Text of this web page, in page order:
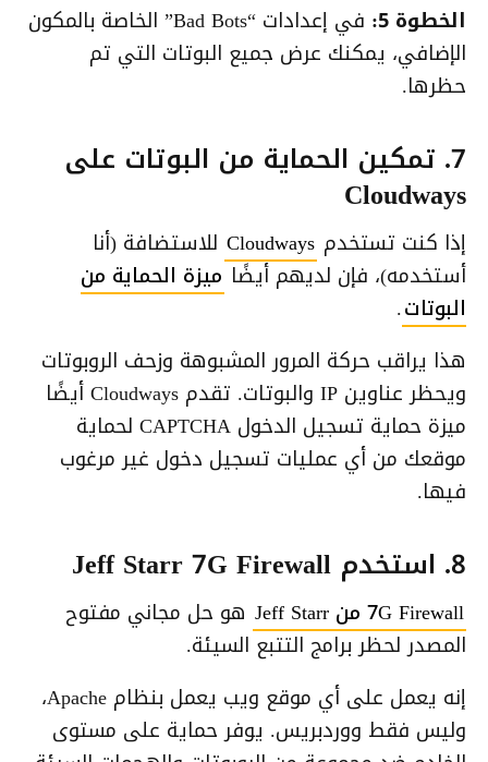
الخطوة 5:
في إعدادات “Bad Bots” الخاصة بالمكون
الإضافي، يمكنك عرض جميع البوتات التي تم
حظرها.
7. تمكين الحماية من البوتات على
Cloudways
إذا كنت تستخدم Cloudways للاستضافة (أنا
أستخدمه)، فإن لديهم أيضًا ميزة الحماية من
البوتات.
هذا يراقب حركة المرور المشبوهة وزحف الروبوتات
ويحظر عناوين IP والبوتات. تقدم Cloudways أيضًا
ميزة حماية تسجيل الدخول CAPTCHA لحماية
موقعك من أي عمليات تسجيل دخول غير مرغوب
فيها.
8. استخدم Jeff Starr 7G Firewall
7G Firewall من Jeff Starr
هو حل مجاني مفتوح
المصدر لحظر برامج التتبع السيئة.
إنه يعمل على أي موقع ويب يعمل بنظام Apache،
وليس فقط ووردبريس. يوفر حماية على مستوى